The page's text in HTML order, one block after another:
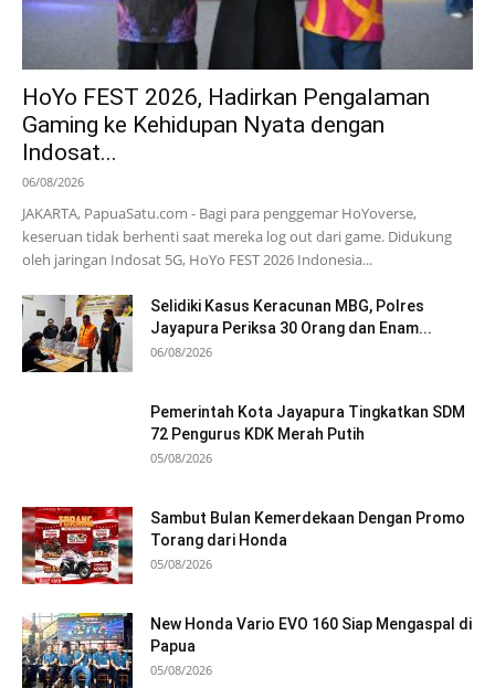
HoYo FEST 2026, Hadirkan Pengalaman
Gaming ke Kehidupan Nyata dengan
Indosat...
06/08/2026
JAKARTA, PapuaSatu.com - Bagi para penggemar HoYoverse,
keseruan tidak berhenti saat mereka log out dari game. Didukung
oleh jaringan Indosat 5G, HoYo FEST 2026 Indonesia...
Selidiki Kasus Keracunan MBG, Polres
Jayapura Periksa 30 Orang dan Enam...
06/08/2026
Pemerintah Kota Jayapura Tingkatkan SDM
72 Pengurus KDK Merah Putih
05/08/2026
Sambut Bulan Kemerdekaan Dengan Promo
Torang dari Honda
05/08/2026
New Honda Vario EVO 160 Siap Mengaspal di
Papua
05/08/2026